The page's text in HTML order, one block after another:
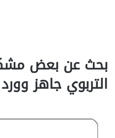
بحث عن بعض
التربوي جاهز وورد doc